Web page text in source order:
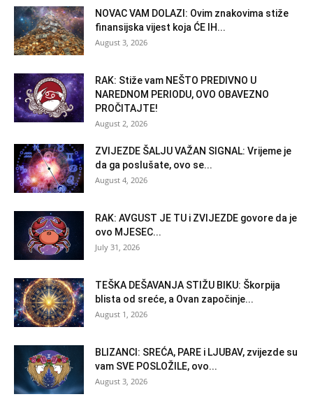
NOVAC VAM DOLAZI: Ovim znakovima stiže
finansijska vijest koja ĆE IH...
August 3, 2026
RAK: Stiže vam NEŠTO PREDIVNO U
NAREDNOM PERIODU, OVO OBAVEZNO
PROČITAJTE!
August 2, 2026
ZVIJEZDE ŠALJU VAŽAN SIGNAL: Vrijeme je
da ga poslušate, ovo se...
August 4, 2026
RAK: AVGUST JE TU i ZVIJEZDE govore da je
ovo MJESEC...
July 31, 2026
TEŠKA DEŠAVANJA STIŽU BIKU: Škorpija
blista od sreće, a Ovan započinje...
August 1, 2026
BLIZANCI: SREĆA, PARE i LJUBAV, zvijezde su
vam SVE POSLOŽILE, ovo...
August 3, 2026